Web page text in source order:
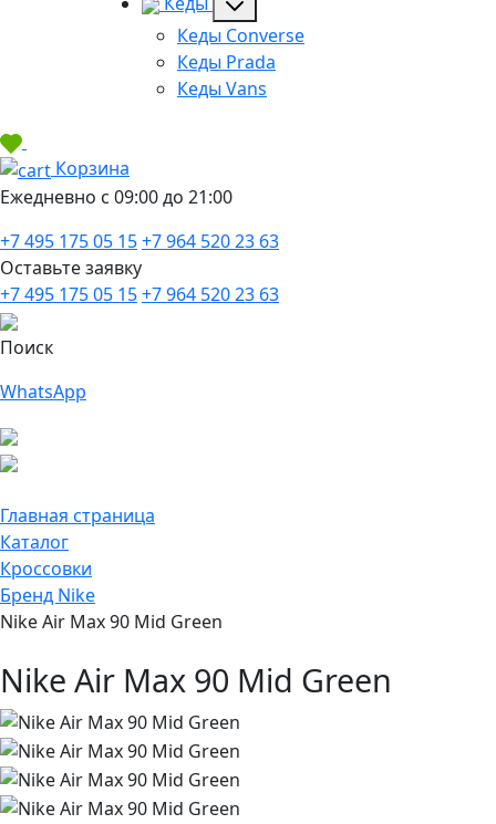
Кеды Converse
Кеды Prada
Кеды Vans
Корзина
Ежедневно с 09:00 до 21:00
+7 495 175 05 15+7 964 520 23 63
Оставьте заявку
+7 495 175 05 15+7 964 520 23 63
Поиск
WhatsApp
Главная страница
Каталог
Кроссовки
Бренд Nike
Nike Air Max 90 Mid Green
Nike Air Max 90 Mid Green